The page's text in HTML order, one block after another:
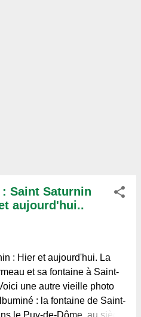
Saint Saturnin
aujourd'hui..
: Hier et aujourd'hui. La
et sa fontaine à Saint-
une autre vieille photo
: la fontaine de Saint-
le Puy-de-Dôme, au siècle